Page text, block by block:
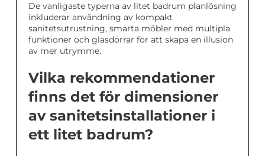
De vanligaste typerna av litet badrum planlösning
inkluderar användning av kompakt
sanitetsutrustning, smarta möbler med multipla
funktioner och glasdörrar för att skapa en illusion
av mer utrymme.
Vilka rekommendationer
finns det för dimensioner
av sanitetsinstallationer i
ett litet badrum?